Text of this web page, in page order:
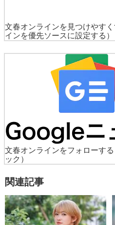
文春オンラインを見つけやすく
インを優先ソースに設定する）
文春オンラインをフォローする
ック）
関連記事